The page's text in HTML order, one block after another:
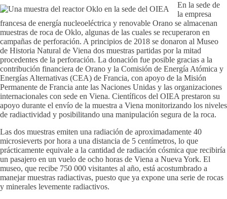
En la sede de
la empresa
francesa de energía nucleoeléctrica y renovable Orano se almacenan
muestras de roca de Oklo, algunas de las cuales se recuperaron en
campañas de perforación. A principios de 2018 se donaron al Museo
de Historia Natural de Viena dos muestras partidas por la mitad
procedentes de la perforación. La donación fue posible gracias a la
contribución financiera de Orano y la Comisión de Energía Atómica y
Energías Alternativas (CEA) de Francia, con apoyo de la Misión
Permanente de Francia ante las Naciones Unidas y las organizaciones
internacionales con sede en Viena. Científicos del OIEA prestaron su
apoyo durante el envío de la muestra a Viena monitorizando los niveles
de radiactividad y posibilitando una manipulación segura de la roca.
Las dos muestras emiten una radiación de aproximadamente 40
microsieverts por hora a una distancia de 5 centímetros, lo que
prácticamente equivale a la cantidad de radiación cósmica que recibiría
un pasajero en un vuelo de ocho horas de Viena a Nueva York. El
museo, que recibe 750 000 visitantes al año, está acostumbrado a
manejar muestras radiactivas, puesto que ya expone una serie de rocas
y minerales levemente radiactivos.